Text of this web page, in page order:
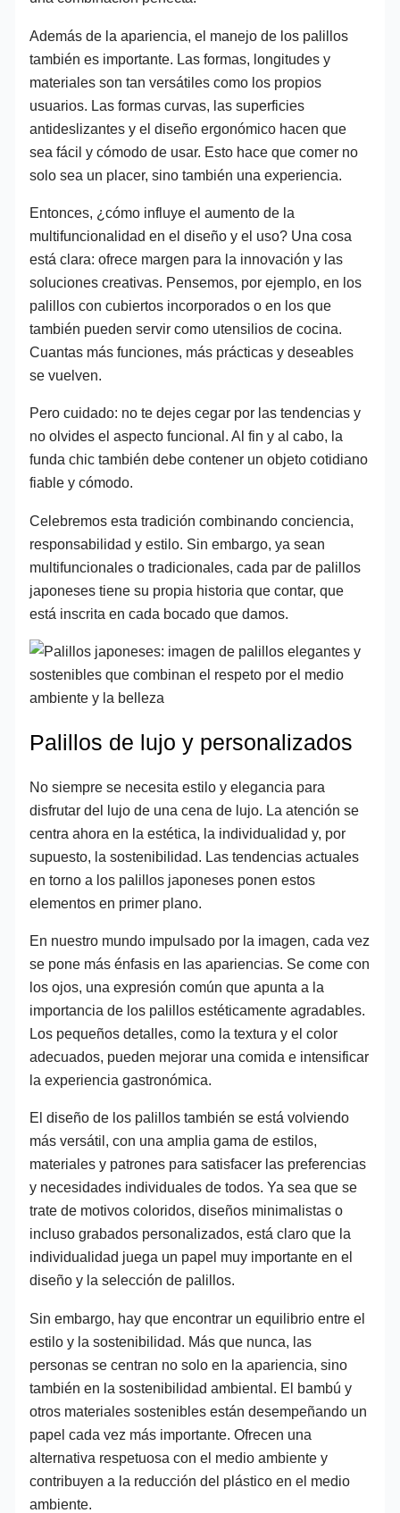
Además de la apariencia, el manejo de los palillos
también es importante. Las formas, longitudes y
materiales son tan versátiles como los propios
usuarios. Las formas curvas, las superficies
antideslizantes y el diseño ergonómico hacen que
sea fácil y cómodo de usar. Esto hace que comer no
solo sea un placer, sino también una experiencia.
Entonces, ¿cómo influye el aumento de la
multifuncionalidad en el diseño y el uso? Una cosa
está clara: ofrece margen para la innovación y las
soluciones creativas. Pensemos, por ejemplo, en los
palillos con cubiertos incorporados o en los que
también pueden servir como utensilios de cocina.
Cuantas más funciones, más prácticas y deseables
se vuelven.
Pero cuidado: no te dejes cegar por las tendencias y
no olvides el aspecto funcional. Al fin y al cabo, la
funda chic también debe contener un objeto cotidiano
fiable y cómodo.
Celebremos esta tradición combinando conciencia,
responsabilidad y estilo. Sin embargo, ya sean
multifuncionales o tradicionales, cada par de palillos
japoneses tiene su propia historia que contar, que
está inscrita en cada bocado que damos.
Palillos de lujo y personalizados
No siempre se necesita estilo y elegancia para
disfrutar del lujo de una cena de lujo. La atención se
centra ahora en la estética, la individualidad y, por
supuesto, la sostenibilidad. Las tendencias actuales
en torno a los palillos japoneses ponen estos
elementos en primer plano.
En nuestro mundo impulsado por la imagen, cada vez
se pone más énfasis en las apariencias. Se come con
los ojos, una expresión común que apunta a la
importancia de los palillos estéticamente agradables.
Los pequeños detalles, como la textura y el color
adecuados, pueden mejorar una comida e intensificar
la experiencia gastronómica.
El diseño de los palillos también se está volviendo
más versátil, con una amplia gama de estilos,
materiales y patrones para satisfacer las preferencias
y necesidades individuales de todos. Ya sea que se
trate de motivos coloridos, diseños minimalistas o
incluso grabados personalizados, está claro que la
individualidad juega un papel muy importante en el
diseño y la selección de palillos.
Sin embargo, hay que encontrar un equilibrio entre el
estilo y la sostenibilidad. Más que nunca, las
personas se centran no solo en la apariencia, sino
también en la sostenibilidad ambiental. El bambú y
otros materiales sostenibles están desempeñando un
papel cada vez más importante. Ofrecen una
alternativa respetuosa con el medio ambiente y
contribuyen a la reducción del plástico en el medio
ambiente.